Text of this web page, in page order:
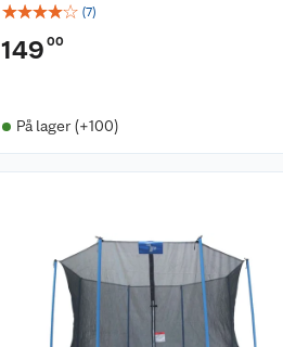
☆☆☆☆☆ (7)
149 00
På lager (+100)